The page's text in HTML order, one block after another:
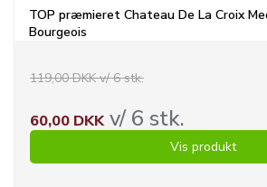
TOP præmieret Chateau De La Croix
Bourgeois
119,00 DKK v/ 6 stk.
60,00 DKKv/ 6 stk.
Vis produkt